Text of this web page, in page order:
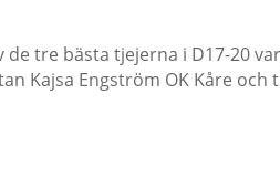
de tre bästa tjejerna i D17-20
Kajsa Engström OK Kåre